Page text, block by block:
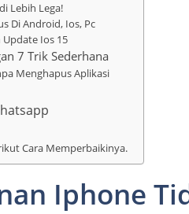
Lebih Lega!
Di Android, Ios, Pc
Update Ios 15
7 Trik Sederhana
Menghapus Aplikasi
Cara Memperbaikinya.
Iphone